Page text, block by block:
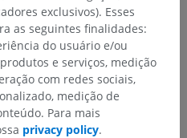
dorsais
exclusivos). Esses
as seguintes finalidades:
do usuário e/ou
e serviços, medição
com redes sociais,
medição de
Para mais
privacy policy.